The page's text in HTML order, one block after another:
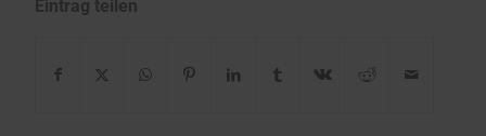
Eintrag teilen